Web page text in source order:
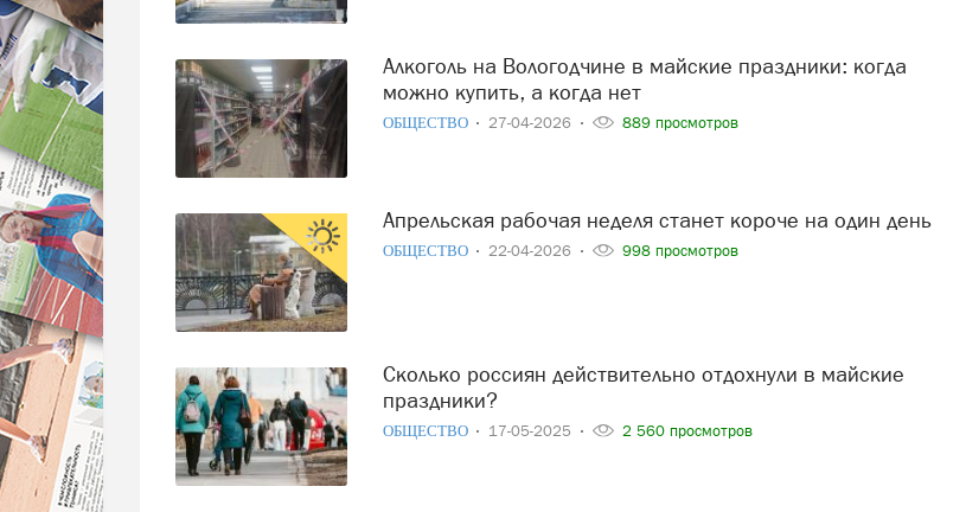
Алкоголь на Вологодчине в майские праздники: когда
можно купить, а когда нет
ОБЩЕСТВО 27-04-2026 889 просмотров
Апрельская рабочая неделя станет короче на один день
ОБЩЕСТВО 22-04-2026 998 просмотров
Сколько россиян действительно отдохнули в майские
праздники?
ОБЩЕСТВО 17-05-2025 2 560 просмотров